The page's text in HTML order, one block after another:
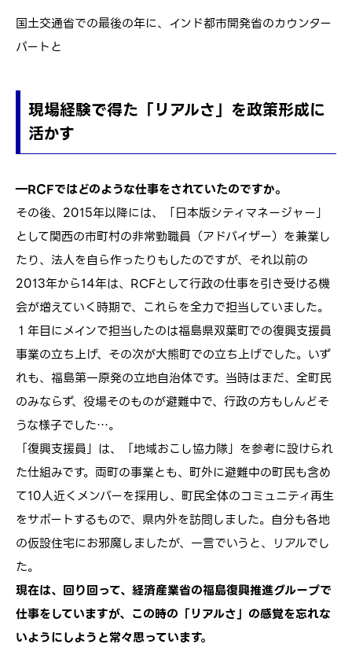
国土交通省での最後の年に、インド都市開発省のカウンター
パートと
現場経験で得た「リアルさ」を政策形成に
活かす
―RCFではどのような仕事をされていたのですか。
その後、2015年以降には、「日本版シティマネージャー」
として関西の市町村の非常勤職員（アドバイザー）を兼業し
たり、法人を自ら作ったりもしたのですが、それ以前の
2013年から14年は、RCFとして行政の仕事を引き受ける機
会が増えていく時期で、これらを全力で担当していました。
１年目にメインで担当したのは福島県双葉町での復興支援員
事業の立ち上げ、その次が大熊町での立ち上げでした。いず
れも、福島第一原発の立地自治体です。当時はまだ、全町民
のみならず、役場そのものが避難中で、行政の方もしんどそ
うな様子でした…。
「復興支援員」は、「地域おこし協力隊」を参考に設けられ
た仕組みです。両町の事業とも、町外に避難中の町民も含め
て10人近くメンバーを採用し、町民全体のコミュニティ再生
をサポートするもので、県内外を訪問しました。自分も各地
の仮設住宅にお邪魔しましたが、一言でいうと、リアルでし
た。
現在は、回り回って、経済産業省の福島復興推進グループで
仕事をしていますが、この時の「リアルさ」の感覚を忘れな
いようにしようと常々思っています。